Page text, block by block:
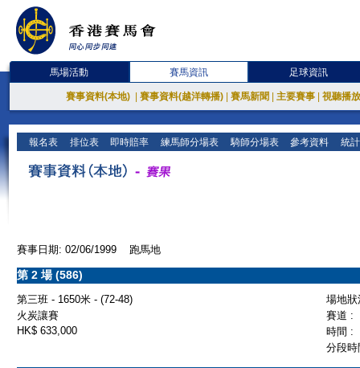
馬場活動 賽馬資訊 足球資訊
賽事資料(本地) 賽事資料(越洋轉播) 賽馬新聞 主要賽事 視聽播
報名表 排位表 即時賠率 練馬師分場表 騎師分場表 參考資料 統
賽事日期: 02/06/1999 跑馬地
第 2 場 (586)
第三班 - 1650米 - (72-48)
場地
火炭讓賽
賽道 :
HK$ 633,000
時間 :
分段